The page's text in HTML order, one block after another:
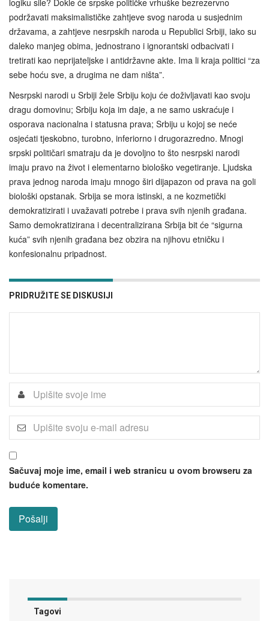
podržavati maksimalističke zahtjeve svog naroda u susjednim
državama, a zahtjeve nesrpskih naroda u Republici Srbiji, iako su
daleko manjeg obima, jednostrano i ignorantski odbacivati i
tretirati kao neprijateljske i antidržavne akte. Ima li kraja politici “za
sebe hoću sve, a drugima ne dam ništa”.
Nesrpski narodi u Srbiji žele Srbiju koju će doživljavati kao svoju
dragu domovinu; Srbiju koja im daje, a ne samo uskraćuje i
osporava nacionalna i statusna prava; Srbiju u kojoj se neće
osjećati tjeskobno, turobno, inferiorno i drugorazredno. Mnogi
srpski političari smatraju da je dovoljno to što nesrpski narodi
imaju pravo na život i elementarno biološko vegetiranje. Ljudska
prava jednog naroda imaju mnogo širi dijapazon od prava na goli
biološki opstanak. Srbija se mora istinski, a ne kozmetički
demokratizirati i uvažavati potrebe i prava svih njenih građana.
Samo demokratizirana i decentralizirana Srbija bit će “sigurna
kuća” svih njenih građana bez obzira na njihovu etničku i
konfesionalnu pripadnost.
PRIDRUŽITE SE DISKUSIJI
Sačuvaj moje ime, email i web stranicu u ovom browseru za
buduće komentare.
Tagovi